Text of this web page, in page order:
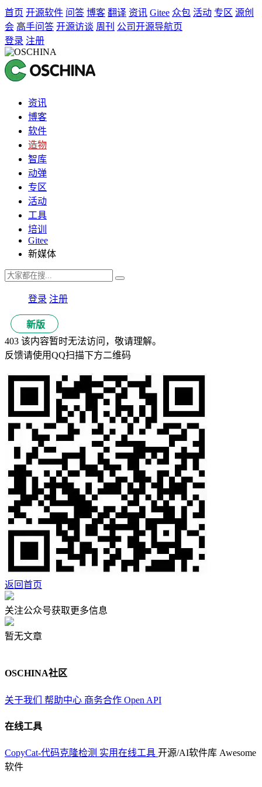
首页 开源软件 问答 博客 翻译 资讯 Gitee 众包 活动 专区 源创
会 高手问答 开源访谈 周刊 公司开源导航页
登录 注册
资讯
博客
软件
造物
智库
动弹
专区
活动
工具
培训
Gitee
新媒体
登录 注册
新版
403 该内容暂时无法访问，敬请理解。
反馈请使用QQ扫描下方二维码
返回首页
关注公众号获取更多信息
暂无文章
OSCHINA社区
关于我们 帮助中心 商务合作 Open API
在线工具
CopyCat-代码克隆检测 实用在线工具 开源/AI软件库 Awesome
软件